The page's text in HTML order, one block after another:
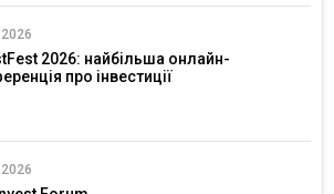
2026: найбільша онлайн-
про інвестиції